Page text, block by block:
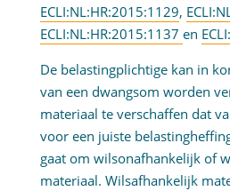
ECLI:NL:HR:2015:1129,
ECLI:NL:HR:2015:1137 en
De belastingplichtige kan in
van een dwangsom worden
materiaal te verschaffen dat
voor een juiste
gaat om wilsonafhankelijk of
materiaal. Wilsafhankelijk